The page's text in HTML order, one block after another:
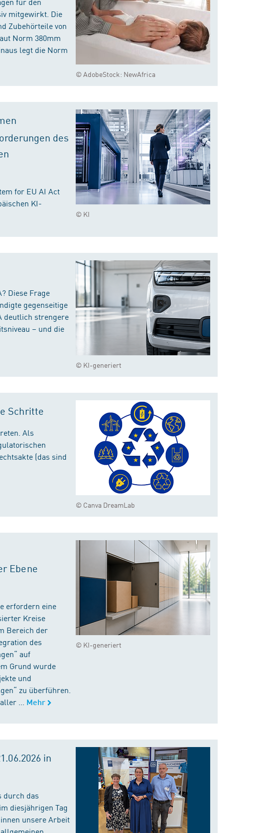
© AdobeStock: NewAfrica
mitgewirkt. Die
Zubehörteile von
Norm 380mm
legt die Norm
© KI
des
for EU AI Act
KI-
© KI-generiert
Diese Frage
gegenseitige
deutlich strengere
– und die
© Canva DreamLab
Schritte
Als
(das sind
© KI-generiert
Ebene
erfordern eine
Kreise
Bereich der
des
auf
Grund wurde
und
zu überführen.
...
Mehr
in
durch das
diesjährigen Tag
unsere Arbeit